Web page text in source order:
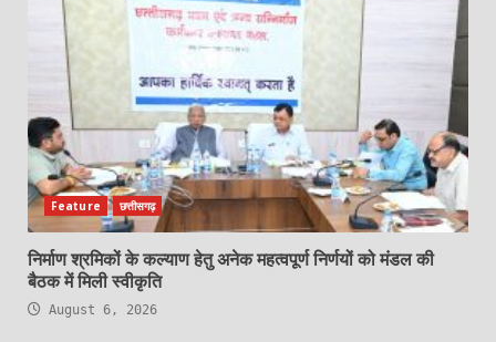
Feature छत्तीसगढ़
निर्माण श्रमिकों के कल्याण हेतु अनेक महत्वपूर्ण निर्णयों को मंडल की
बैठक में मिली स्वीकृति
August 6, 2026